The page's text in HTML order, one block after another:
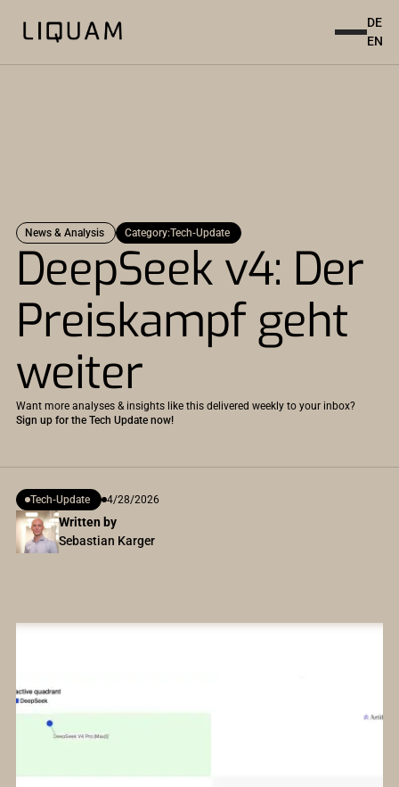
DE
EN
News & Analysis Category:Tech-Update
DeepSeek v4: Der
Preiskampf geht
weiter
Want more analyses & insights like this delivered weekly to your inbox?
Sign up for the Tech Update now!
Written by
Sebastian Karger
Tech-Update 4/28/2026